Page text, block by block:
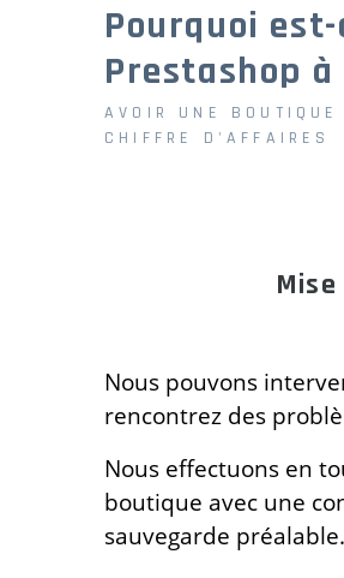
Pourquoi
Prestashop
AVOIR UNE
CHIFFRE D'AFFAIRES
Nous pouvons
rencontrez des
Nous effectuons en
boutique avec une
sauvegarde préalable.